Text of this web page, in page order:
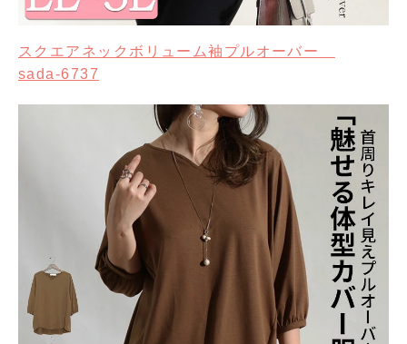
スクエアネックボリューム袖プルオーバー
sada-6737